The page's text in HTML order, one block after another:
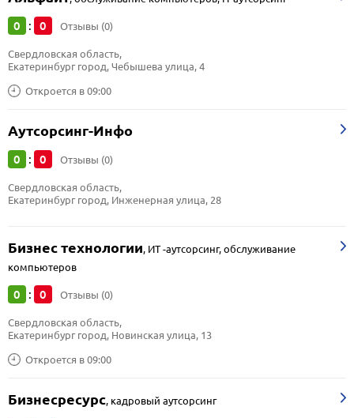
0 : 0 Отзывы (0)
Откроется в 09:00
Свердловская область,
Екатеринбург город, Чебышева улица, 4
Аутсорсинг-Инфо
0 : 0 Отзывы (0)
Свердловская область,
Екатеринбург город, Инженерная улица, 28
Бизнес технологии, ИТ -аутсорсинг, обслуживание
компьютеров
0 : 0 Отзывы (0)
Откроется в 09:00
Свердловская область,
Екатеринбург город, Новинская улица, 13
Бизнесресурс, кадровый аутсорсинг